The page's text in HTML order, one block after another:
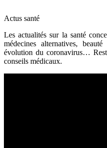
Actus santé
Les actualités sur la santé
médecines alternatives,
évolution du coronavirus…
conseils médicaux.